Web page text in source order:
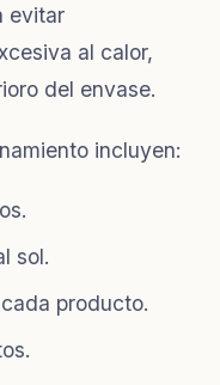
evitar
al calor,
del envase.
incluyen:
sol.
producto.